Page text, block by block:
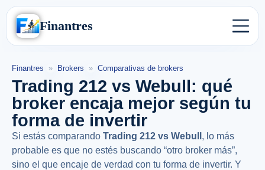
Finantres
Finantres » Brokers » Comparativas de brokers
Trading 212 vs Webull: qué
broker encaja mejor según tu
forma de invertir
Si estás comparando Trading 212 vs Webull , lo más
probable es que no estés buscando “otro broker más”,
sino el que encaje de verdad con tu forma de invertir. Y